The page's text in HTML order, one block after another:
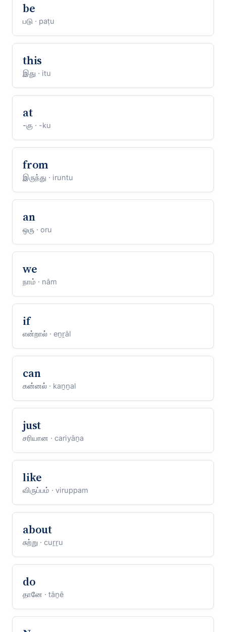
be
படு · paṭu
this
இது · itu
at
-கு · -ku
from
இருந்து · iruntu
an
ஒரு · oru
we
நாம் · nām
if
என்றால் · eṉṟāl
can
கன்னல் · kaṉṉal
just
சரியான · cariyāṉa
like
விருப்பம் · viruppam
about
சுற்று · cuṟṟu
do
தானே · tāṉē